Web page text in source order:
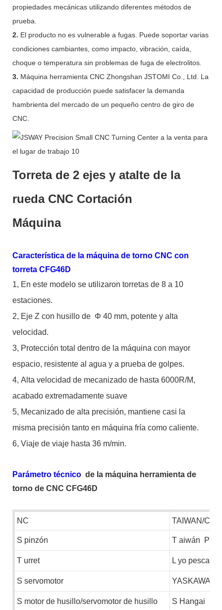
propiedades mecánicas utilizando diferentes métodos de
prueba.
2. El producto no es vulnerable a fugas. Puede soportar varias
condiciones cambiantes, como impacto, vibración, caída,
choque o temperatura sin problemas de fuga de electrolitos.
3. Máquina herramienta CNC Zhongshan JSTOMI Co., Ltd. La
capacidad de producción puede satisfacer la demanda
hambrienta del mercado de un pequeño centro de giro de
CNC.
Torreta de 2 ejes y atalte de la
rueda CNC Cortación
Máquina
Característica de la máquina de torno CNC con
torreta CFG46D
1, En este modelo se utilizaron torretas de 8 a 10
estaciones.
2, Eje Z con husillo de Φ 40 mm, potente y alta
velocidad.
3, Protección total dentro de la máquina con mayor
espacio, resistente al agua y a prueba de golpes.
4, Alta velocidad de mecanizado de hasta 6000R/M,
acabado extremadamente suave
5, Mecanizado de alta precisión, mantiene casi la
misma precisión tanto en máquina fría como caliente.
6, Viaje de viaje hasta 36 m/min.
Parámetro técnico de la máquina herramienta de
torno de CNC CFG46D
NC TAIWAN/
S pinzón T aiwán
T urret L yo
S servomotor YASKAWA
S motor de husillo/servomotor de husillo S Hangai